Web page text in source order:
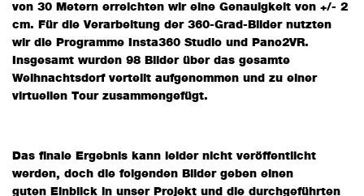
von 30 Metern erreichten wir eine Genauigkeit von +/- 2
cm. Für die Verarbeitung der 360-Grad-Bilder nutzten
wir die Programme Insta360 Studio und Pano2VR.
Insgesamt wurden 98 Bilder über das gesamte
Weihnachtsdorf verteilt aufgenommen und zu einer
virtuellen Tour zusammengefügt.
Das finale Ergebnis kann leider nicht veröffentlicht
werden, doch die folgenden Bilder geben einen
guten Einblick in unser Projekt und die durchgeführten